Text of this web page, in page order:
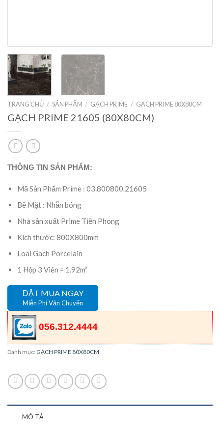
TRANG CHỦ / SẢN PHẨM / GẠCH PRIME / GẠCH PRIME 80X80CM
GẠCH PRIME 21605 (80X80CM)
THÔNG TIN SẢN PHẨM:
Mã Sản Phẩm Prime : 03.800800.21605
Bề Mặt : Nhẵn bóng
Nhà sản xuất Prime Tiền Phong
Kích thước: 800X800mm
Loại Gạch Porcelain
1 Hộp 3 Viên = 1.92m²
ĐẶT MUA NGAY
Miễn Phí Vận Chuyển
056.312.4444
Danh mục: GẠCH PRIME 80X80CM
MÔ TẢ